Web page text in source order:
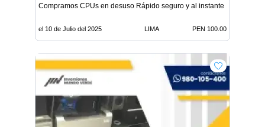
Compramos CPUs en desuso Rápido seguro y al instante
el 10 de Julio del 2025 LIMA PEN 100.00